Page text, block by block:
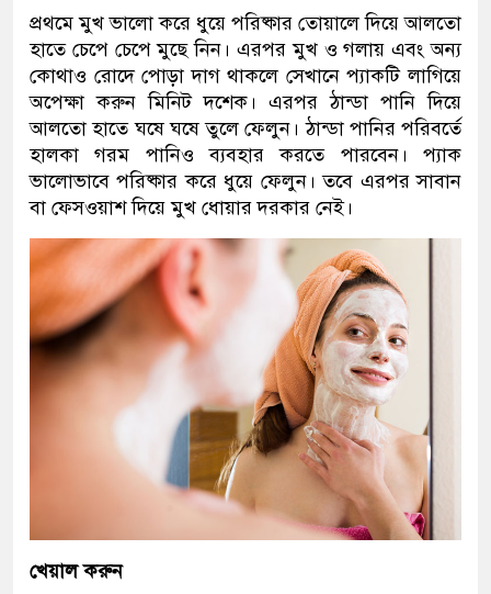
প্রথমে মুখ ভালো করে ধুয়ে পরিষ্কার তোয়ালে দিয়ে আলতো
হাতে চেপে চেপে মুছে নিন। এরপর মুখ ও গলায় এবং অন্য
কোথাও রোদে পোড়া দাগ থাকলে সেখানে প্যাকটি লাগিয়ে
অপেক্ষা করুন মিনিট দশেক। এরপর ঠান্ডা পানি দিয়ে
আলতো হাতে ঘষে ঘষে তুলে ফেলুন। ঠান্ডা পানির পরিবর্তে
হালকা গরম পানিও ব্যবহার করতে পারবেন। প্যাক
ভালোভাবে পরিষ্কার করে ধুয়ে ফেলুন। তবে এরপর সাবান
বা ফেসওয়াশ দিয়ে মুখ ধোয়ার দরকার নেই।
খেয়াল করুন